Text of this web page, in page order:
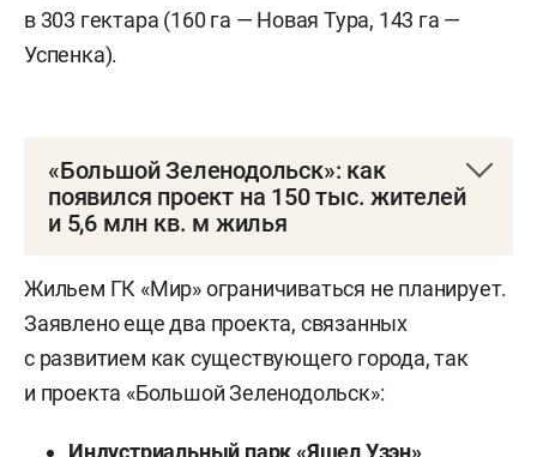
в 303 гектара (160 га — Новая Тура, 143 га —
Успенка).
«Большой Зеленодольск»: как
появился проект на 150 тыс. жителей
и 5,6 млн кв. м жилья
Марат Хуснуллин
патронажем еще в 2005 году ГУП
«Татинвестгражданпроект» разрабатывал
концепцию города – спутника Казани «Зеленый
Дол». К 2010-му проект зачах и до 2020-го о нем
Жильем ГК «Мир» ограничиваться не планирует.
Заявлено еще два проекта, связанных
с развитием как существующего города, так
и проекта «Большой Зеленодольск»: